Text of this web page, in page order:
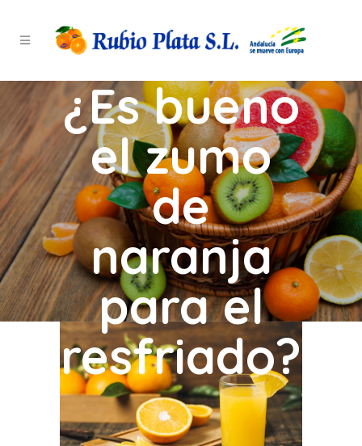
¿Es bueno
el zumo
de
naranja
para el
resfriado?